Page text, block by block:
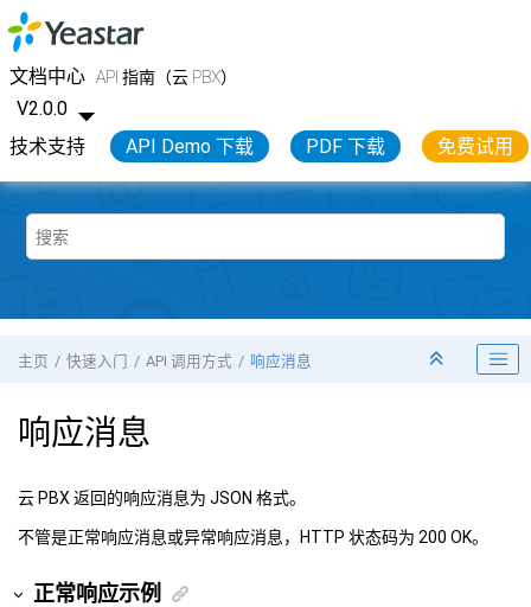
跳转到主要内容
文档中心 API 指南（云 PBX）
V2.0.0
技术支持
API Demo 下载 PDF 下载 免费试用
Yeastar API 开发手册
主页 快速入门 API 调用方式 响应消息
响应消息
云 PBX 返回的响应消息为 JSON 格式。
不管是正常响应消息或异常响应消息，HTTP 状态码为 200 OK。
正常响应示例